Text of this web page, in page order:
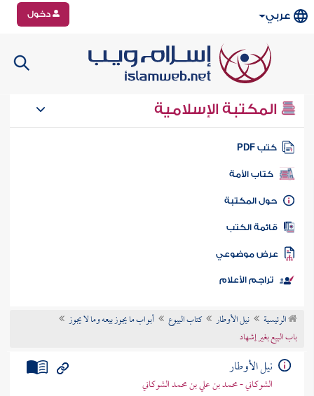
عربي دخول
المكتبة الإسلامية
كتب PDF
كتاب الأمة
المكتبة
الكتب
موضوعي
تراجم الأعلام
الرئيسية نيل الأوطار كتاب البيوع
أبواب ما يجوز بيعه وما لا يجوز
باب البيع بغير إشهاد
نيل الأوطار
الشوكاني - محمد بن علي بن محمد الشوكاني